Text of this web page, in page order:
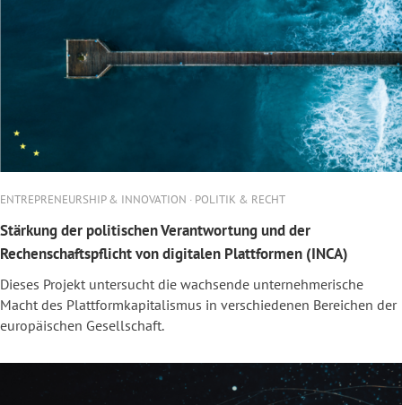
ENTREPRENEURSHIP & INNOVATION · POLITIK & RECHT
Stärkung der politischen Verantwortung und der
Rechenschaftspflicht von digitalen Plattformen (INCA)
Dieses Projekt untersucht die wachsende unternehmerische
Macht des Plattformkapitalismus in verschiedenen Bereichen der
europäischen Gesellschaft.